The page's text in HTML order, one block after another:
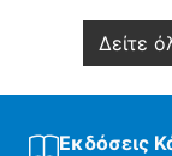
Δείτε
Εκδόσεις